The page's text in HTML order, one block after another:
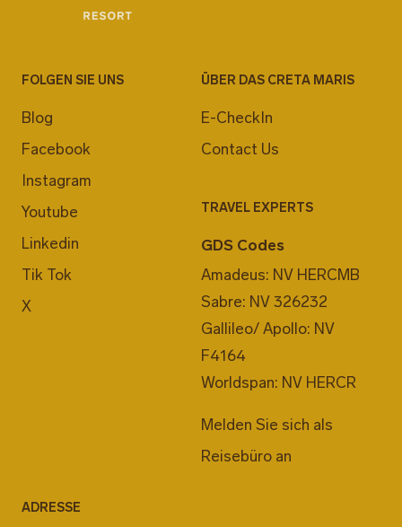
FOLGEN SIE UNS
Blog
Facebook
Instagram
Youtube
Linkedin
Tik Tok
X
ÜBER DAS CRETA MARIS
E-CheckIn
Contact Us
TRAVEL EXPERTS
GDS Codes
Amadeus: NV HERCMB
Sabre: NV 326232
Gallileo/ Apollo: NV
F4164
Worldspan: NV HERCR
Melden Sie sich als
Reisebüro an
ADRESSE